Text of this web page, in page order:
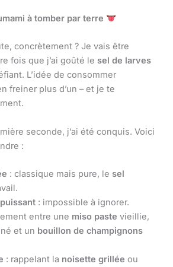
à tomber par terre
concrètement ? Je vais être
fois que j’ai goûté le sel de larves
L’idée de consommer
freiner plus d’un – et je te
seconde, j’ai été conquis. Voici
:
: classique mais pure, le sel
: impossible à ignorer.
entre une miso paste vieillie,
et un bouillon de champignons
: rappelant la noisette grillée ou